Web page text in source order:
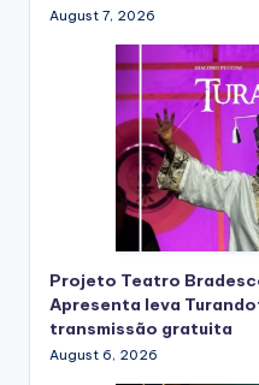
August 7, 2026
Projeto Teatro
Apresenta leva
transmissão gratuita
August 6, 2026